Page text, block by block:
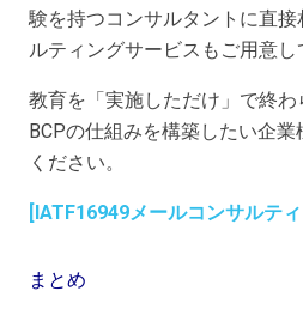
験を持つコンサルタントに直
ルティングサービスもご用意し
教育を「実施しただけ」で終
BCPの仕組みを構築したい企
ください。
[IATF16949メールコンサルテ
まとめ